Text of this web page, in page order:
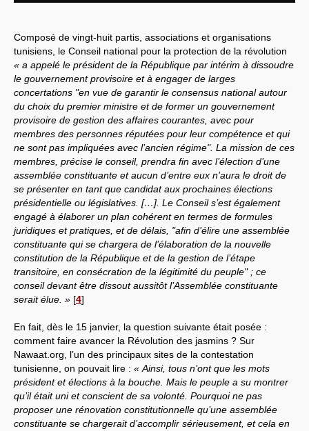
Composé de vingt-huit partis, associations et organisations
tunisiens, le Conseil national pour la protection de la révolution
« a appelé le président de la République par intérim à dissoudre
le gouvernement provisoire et à engager de larges
concertations "en vue de garantir le consensus national autour
du choix du premier ministre et de former un gouvernement
provisoire de gestion des affaires courantes, avec pour
membres des personnes réputées pour leur compétence et qui
ne sont pas impliquées avec l’ancien régime". La mission de ces
membres, précise le conseil, prendra fin avec l’élection d’une
assemblée constituante et aucun d’entre eux n’aura le droit de
se présenter en tant que candidat aux prochaines élections
présidentielle ou législatives. […]. Le Conseil s’est également
engagé à élaborer un plan cohérent en termes de formules
juridiques et pratiques, et de délais, "afin d’élire une assemblée
constituante qui se chargera de l’élaboration de la nouvelle
constitution de la République et de la gestion de l’étape
transitoire, en consécration de la légitimité du peuple" ; ce
conseil devant être dissout aussitôt l’Assemblée constituante
serait élue. » [4]
En fait, dès le 15 janvier, la question suivante était posée :
comment faire avancer la Révolution des jasmins ? Sur
Nawaat.org, l’un des principaux sites de la contestation
tunisienne, on pouvait lire : « Ainsi, tous n’ont que les mots
président et élections à la bouche. Mais le peuple a su montrer
qu’il était uni et conscient de sa volonté. Pourquoi ne pas
proposer une rénovation constitutionnelle qu’une assemblée
constituante se chargerait d’accomplir sérieusement, et cela en